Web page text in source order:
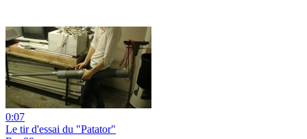
0:07
Le tir d'essai du "Patator"